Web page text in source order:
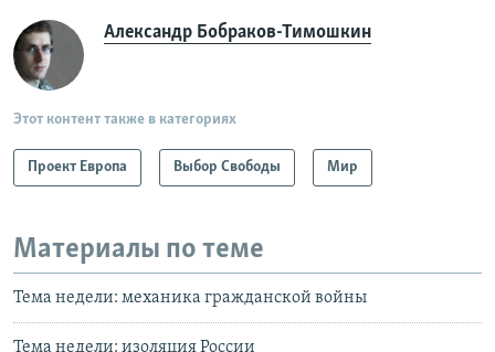
Александр Бобраков-Тимошкин
Этот контент также в категориях
Проект Европа Выбор Свободы Мир
Материалы по теме
Тема недели: механика гражданской войны
Тема недели: изоляция России